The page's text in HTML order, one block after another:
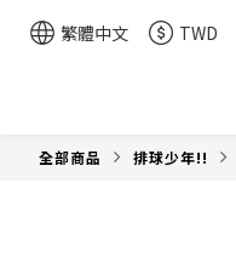
繁體中文 TWD
全部商品 排球少年!!